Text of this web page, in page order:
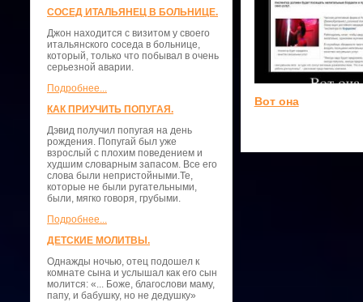
СОСЕД ИТАЛЬЯНЕЦ В БОЛЬНИЦЕ.
Джон находится с визитом у своего
итальянского соседа в больнице,
который, только что побывал в очень
серьезной аварии.
Подробнее...
КАК ПРИУЧИТЬ ПОПУГАЯ.
Дэвид получил попугая на день
рождения. Попугай был уже
взрослый с плохим поведением и
худшим словарным запасом. Все его
слова были непристойными.Те,
которые не были ругательными,
были, мягко говоря, грубыми.
Подробнее...
ДЕТСКИЕ МОЛИТВЫ.
Однажды ночью, отец подошел к
комнате сына и услышал как его сын
молится: «... Боже, благослови маму,
папу, и бабушку, но не дедушку»
Вот она